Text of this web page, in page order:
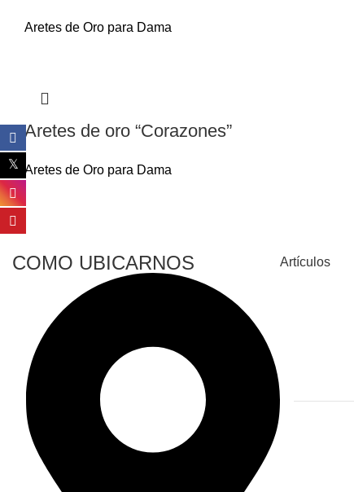
Aretes de Oro para Dama
Aretes de oro “Corazones”
Aretes de Oro para Dama
COMO UBICARNOS Artículos